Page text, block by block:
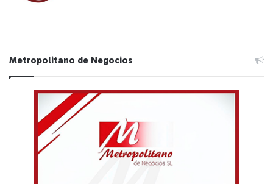
Metropolitano de Negocios